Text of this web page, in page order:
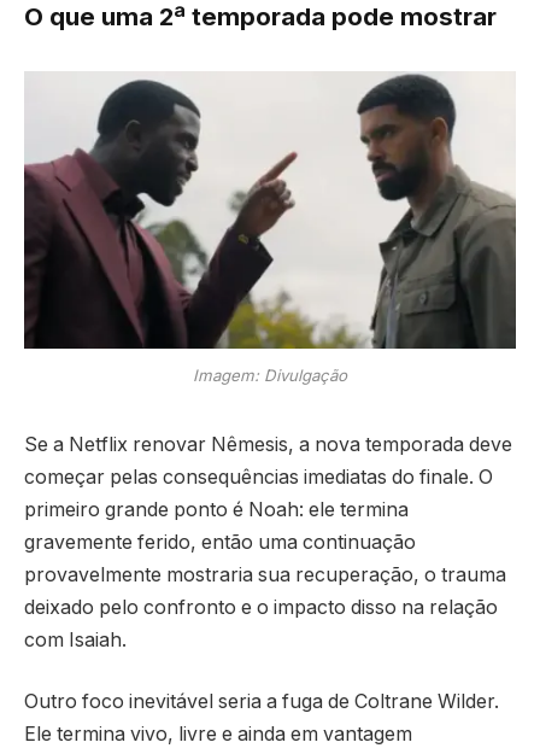
O que uma 2ª temporada pode mostrar
Imagem: Divulgação
Se a Netflix renovar Nêmesis, a nova temporada deve
começar pelas consequências imediatas do finale. O
primeiro grande ponto é Noah: ele termina
gravemente ferido, então uma continuação
provavelmente mostraria sua recuperação, o trauma
deixado pelo confronto e o impacto disso na relação
com Isaiah.
Outro foco inevitável seria a fuga de Coltrane Wilder.
Ele termina vivo, livre e ainda em vantagem